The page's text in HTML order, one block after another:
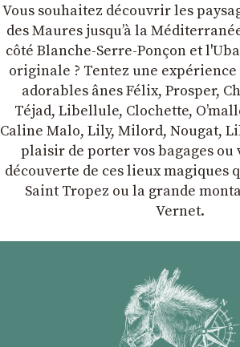
Vous souhaitez découvrir les
des Maures jusqu’à la
côté Blanche-Serre-Ponçon et
originale ? Tentez une
adorables ânes Félix, Prosper,
Téjad, Libellule, Clochette,
Caline Malo, Lily, Milord, Nougat,
plaisir de porter vos bagages ou
découverte de ces lieux magiques
Saint Tropez ou la grande
Vernet.